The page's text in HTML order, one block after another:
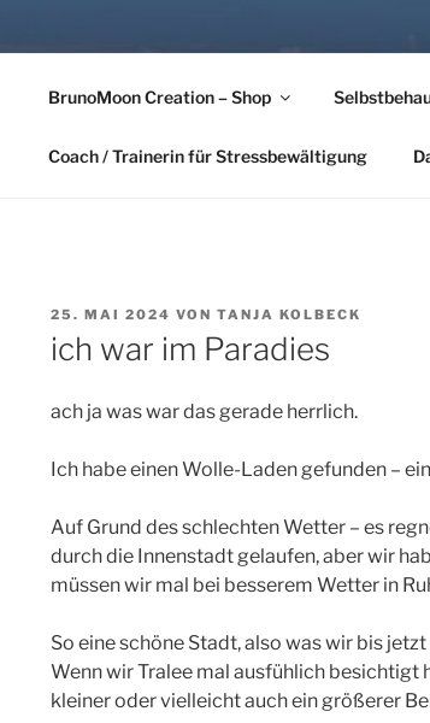
FÜR UNS GEHT
BrunoMoon Creation – Shop
Coach / Trainerin für Stressbewältigung
VERÖFFENTLICHT
AM
25. MAI 2024 VON TANJA KOLBECK
ich war im Paradies
ach ja was war das gerade herrlich.
Ich habe einen Wolle-Laden gefunden –
Auf Grund des schlechten Wetter – es
durch die Innenstadt gelaufen, aber wir
müssen wir mal bei besserem Wetter in
So eine schöne Stadt, also was wir bis
Wenn wir Tralee mal ausfühlich besichtigt
kleiner oder vielleicht auch ein größerer